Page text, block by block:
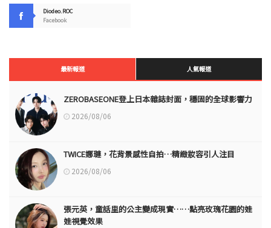
Diodeo.ROC
Facebook
最新報道 人氣報道
ZEROBASEONE登上日本雜誌封面，穩固的全球影響力
2026/08/06
TWICE娜璉，花背景感性自拍…精緻妝容引人注目
2026/08/06
張元英，童話里的公主變成現實……點亮玫瑰花園的娃
娃視覺效果